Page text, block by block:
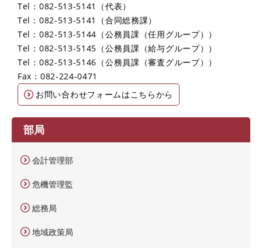
Tel：082-513-5141
代表
Tel：082-513-5141
合同総務課
Tel：082-513-5144
公務員課（任用グループ）
Tel：082-513-5145
公務員課（給与グループ）
Tel：082-513-5146
公務員課（審査グループ）
Fax：082-224-0471
お問い合わせフォームはこちらから
部局
会計管理部
危機管理監
総務局
地域政策局